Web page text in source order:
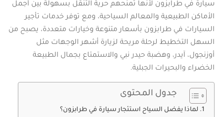
سيارة في طرابزون لأنها تمنحهم حرية التنقل بسهولة بين أجمل
الأماكن الطبيعية والمعالم السياحية، ومع توفر خدمات تأجير
السيارات في طرابزون بأسعار متنوعة وخيارات متعددة، يصبح من
السهل التخطيط لرحلة مريحة لزيارة أشهر الوجهات مثل
أوزنجول، آيدر، وهضبة حيدر نبي والاستمتاع بجمال الطبيعة
الخضراء والبحيرات الجبلية.
جدول المحتوى
لماذا يفضل السياح استئجار سيارة في طرابزون؟